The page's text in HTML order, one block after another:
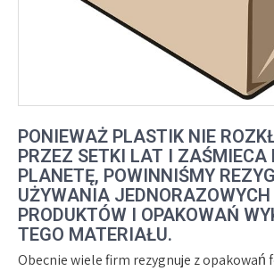
PONIEWAŻ PLASTIK NIE
PRZEZ SETKI LAT I ZAŚMIECA
PLANETĘ, POWINNIŚMY
UŻYWANIA JEDNORAZOWYCH
PRODUKTÓW I OPAKOWAŃ
TEGO MATERIAŁU.
Obecnie wiele firm rezygnuje z opakowań